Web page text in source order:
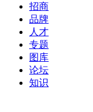
招商
品牌
人才
专题
图库
论坛
知识